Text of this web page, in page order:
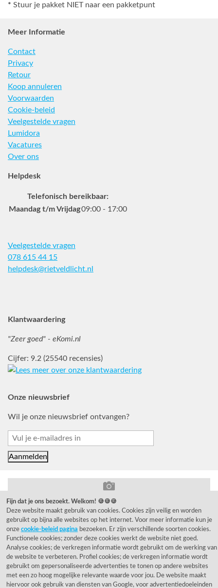
* Stuur je pakket NIET naar een pakketpunt
Meer Informatie
Contact
Privacy
Retour
Koop annuleren
Voorwaarden
Cookie-beleid
Veelgestelde vragen
Lumidora
Vacatures
Over ons
Helpdesk
Telefonisch bereikbaar:
Maandag t/m Vrijdag09:00 - 17:00
Veelgestelde vragen
078 615 44 15
helpdesk@rietveldlicht.nl
Klantwaardering
"Zeer goed" - eKomi.nl
Cijfer: 9.2 (25540 recensies)
Onze nieuwsbrief
Wil je onze nieuwsbrief ontvangen?
© 1955 - 2026 Rietveld Licht B.V.
Fijn dat je ons bezoekt. Welkom! 🍪🍪🍪
Deze website maakt gebruik van cookies. Cookies zijn veilig en worden
gebruikt op bijna alle websites op het internet. Voor meer informatie kun je
onze cookie-beleid pagina bezoeken. Er zijn verschillende soorten cookies.
Functionele cookies; zonder deze cookies werkt de website niet goed.
Analyse cookies; de verkregen informatie wordt gebruikt om de werking van
de website te verbeteren. Profiel cookies; de verkregen informatie wordt
gebruikt om gepersonaliseerde advertenties te tonen op andere websites
met een zo hoog mogelijke relevante waarde voor jou. De website maakt
hiervoor ook gebruik van diensten van Google, voor advertentiedoeleinden